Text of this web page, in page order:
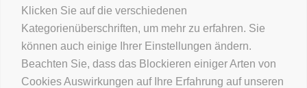
Klicken Sie auf die verschiedenen
Kategorienüberschriften, um mehr zu erfahren. Sie
können auch einige Ihrer Einstellungen ändern.
Beachten Sie, dass das Blockieren einiger Arten von
Cookies Auswirkungen auf Ihre Erfahrung auf unseren